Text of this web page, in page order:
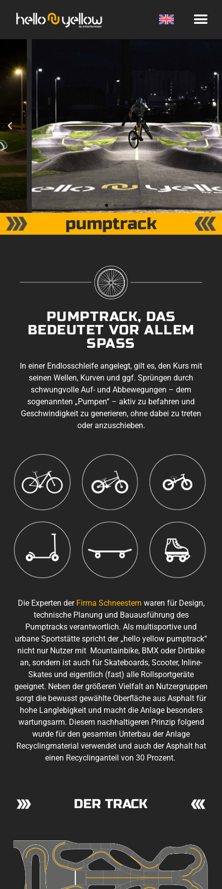
pumptrack
PUMPTRACK, DAS
BEDEUTET VOR ALLEM
SPASS
In einer Endlosschleife angelegt, gilt es, den Kurs mit
seinen Wellen, Kurven und ggf. Sprüngen durch
schwungvolle Auf- und Abbewegungen – dem
sogenannten „Pumpen“ – aktiv zu befahren und
Geschwindigkeit zu generieren, ohne dabei zu treten
oder anzuschieben.
Die Experten der Firma Schneestern waren für Design,
technische Planung und Bauausführung des
Pumptracks verantwortlich. Als multisportive und
urbane Sportstätte spricht der „hello yellow pumptrack“
nicht nur Nutzer mit Mountainbike, BMX oder Dirtbike
an, sondern ist auch für Skateboards, Scooter, Inline-
Skates und eigentlich (fast) alle Rollsportgeräte
geeignet. Neben der größeren Vielfalt an Nutzergruppen
sorgt die bewusst gewählte Oberfläche aus Asphalt für
hohe Langlebigkeit und macht die Anlage besonders
wartungsarm. Diesem nachhaltigeren Prinzip folgend
wurde für den gesamten Unterbau der Anlage
Recyclingmaterial verwendet und auch der Asphalt hat
einen Recyclinganteil von 30 Prozent.
DER TRACK